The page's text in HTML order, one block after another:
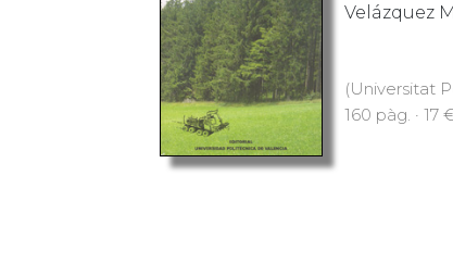
Velázquez
(Universitat
160 pàg. · 17